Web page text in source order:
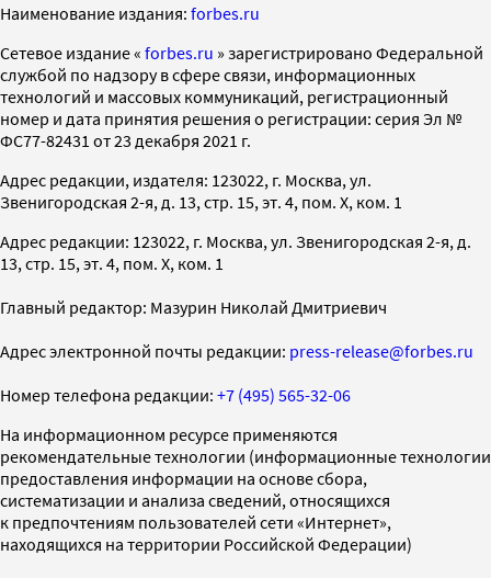
Наименование издания: forbes.ru
Cетевое издание « forbes.ru » зарегистрировано Федеральной
службой по надзору в сфере связи, информационных
технологий и массовых коммуникаций, регистрационный
номер и дата принятия решения о регистрации: серия Эл №
ФС77-82431 от 23 декабря 2021 г.
Адрес редакции, издателя: 123022, г. Москва, ул.
Звенигородская 2-я, д. 13, стр. 15, эт. 4, пом. X, ком. 1
Адрес редакции: 123022, г. Москва, ул. Звенигородская 2-я, д.
13, стр. 15, эт. 4, пом. X, ком. 1
Главный редактор: Мазурин Николай Дмитриевич
Адрес электронной почты редакции: press-release@forbes.ru
Номер телефона редакции: +7 (495) 565-32-06
На информационном ресурсе применяются
рекомендательные технологии (информационные технологии
предоставления информации на основе сбора,
систематизации и анализа сведений, относящихся
к предпочтениям пользователей сети «Интернет»,
находящихся на территории Российской Федерации)